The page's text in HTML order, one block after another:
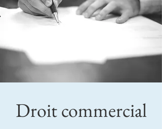
Droit commercial